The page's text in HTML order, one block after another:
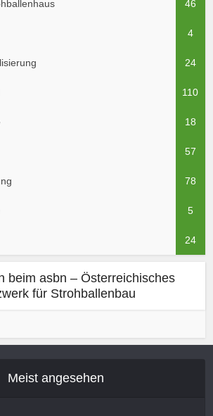
46
4
24
110
18
57
78
5
24
beim asbn – Österreichisches
für Strohballenbau
Meist angesehen